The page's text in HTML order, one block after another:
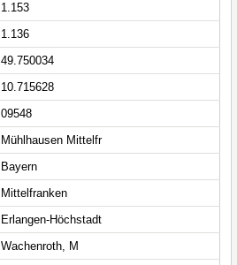
1.153
1.136
49.750034
10.715628
09548
Mühlhausen Mittelfr
Bayern
Mittelfranken
Erlangen-Höchstadt
Wachenroth, M